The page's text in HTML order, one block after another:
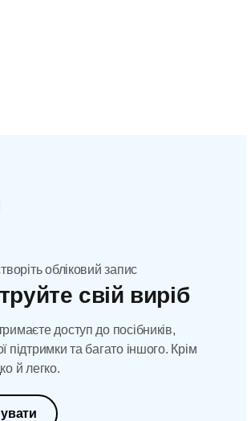
обліковий запис
свій виріб
доступ до посібників,
підтримки та багато іншого. Крім
й легко.